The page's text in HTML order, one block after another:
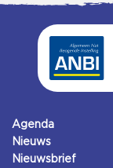
Agenda
Nieuws
Nieuwsbrief